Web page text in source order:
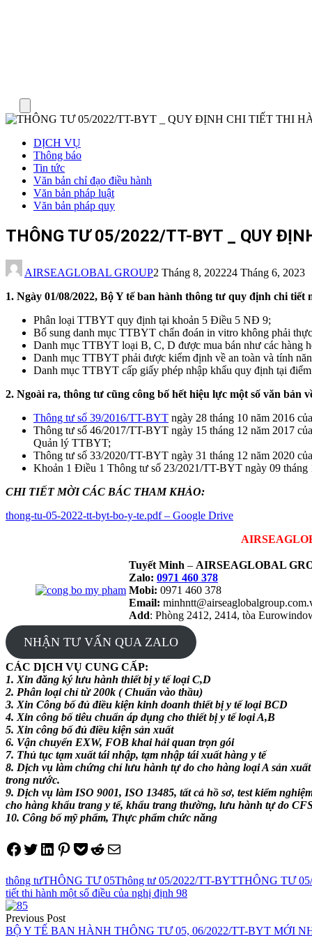
DỊCH VỤ
Thông báo
Tin tức
Văn bản chỉ đạo điều hành
Văn bản pháp luật
Văn bản pháp quy
THÔNG TƯ 05/2022/TT-BYT _ QUY
AIRSEAGLOBAL GROUP2 Tháng 8, 202224 Tháng 6, 2023
1. Ngày 01/08/2022, Bộ Y tế ban hành thông tư quy định chi
Phân loại TTBYT quy định tại khoản 5 Điều 5 NĐ 9;
Bổ sung danh mục TTBYT chẩn đoán in vitro không phải
Danh mục TTBYT loại B, C, D được mua bán như các hàng
Danh mục TTBYT phải được kiểm định về an toàn và tính
Danh mục TTBYT cấp giấy phép nhập khẩu quy định tại
2. Ngoài ra, thông tư cũng công bố hết hiệu lực một số văn bản
Thông tư số 39/2016/TT-BYT ngày 28 tháng 10 năm 2016
Thông tư số 46/2017/TT-BYT ngày 15 tháng 12 năm 2017
Quản lý TTBYT;
Thông tư số 33/2020/TT-BYT ngày 31 tháng 12 năm 2020
Khoản 1 Điều 1 Thông tư số 23/2021/TT-BYT ngày 09
CHI TIẾT MỜI CÁC BÁC THAM KHẢO:
thong-tu-05-2022-tt-byt-bo-y-te.pdf – Google Drive
Tuyết Minh – AIRSEAGLOBAL
Zalo: 0971 460 378
Mobi: 0971 460 378
Email:
Add: Phòng 2412, 2414, tòa
NHẬN TƯ VẤN QUA ZALO
CÁC DỊCH VỤ CUNG CẤP:
1. Xin đăng ký lưu hành thiết bị y tế loại C,D
2. Phân loại chỉ từ 200k ( Chuẩn vào thầu)
3. Xin Công bố đủ điều kiện kinh doanh thiết bị y tế loại BCD
4. Xin công bố tiêu chuẩn áp dụng cho thiết bị y tế loại A,B
5. Xin công bố đủ điều kiện sản xuất
6. Vận chuyển EXW, FOB khai hải quan trọn gói
7. Thủ tục tạm xuất tái nhập, tạm nhập tái xuất hàng y tế
8. Dịch vụ làm chứng chỉ lưu hành tự do cho hàng loại A sản xuất
trong nước.
9. Dịch vụ làm ISO 9001, ISO 13485, tất cả hồ sơ, test kiểm
cho hàng khẩu trang y tế, khẩu trang thường, lưu hành tự do
10. Công bố mỹ phẩm, Thực phẩm chức năng
Share on Facebook
Tweet on Twitter
Share on LinkedIn
Pin on Pinterest
Save to pocket
Share on Reddit
Share via Email
thông tưTHÔNG TƯ 05Thông tư 05/2022/TT-BYTTHÔNG TƯ
tiết thi hành một số điều của nghị định 98
Điều
hướng
Previous Post
BỘ Y TẾ BAN HÀNH THÔNG TƯ 05, 06/2022/TT-BYT MỚI